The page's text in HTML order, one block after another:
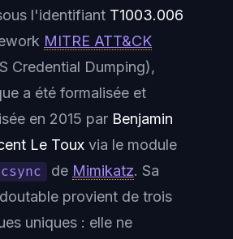
l'identifiant T1003.006
MITRE ATT&CK
Credential Dumping),
a été formalisée et
en 2015 par Benjamin
Le Toux via le module
de Mimikatz. Sa
provient de trois
uniques : elle ne